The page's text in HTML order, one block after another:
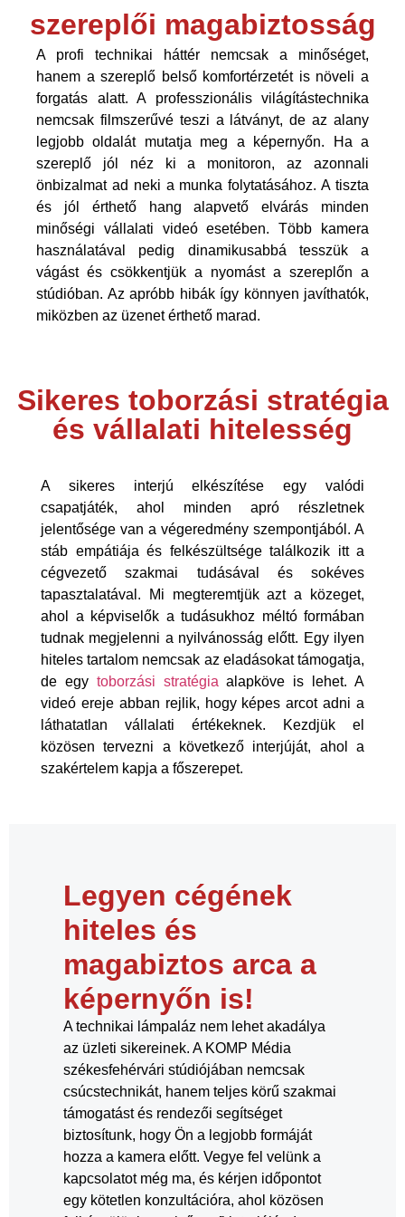
szereplői magabiztosság
A profi technikai háttér nemcsak a minőséget,
hanem a szereplő belső komfortérzetét is növeli a
forgatás alatt. A professzionális világítástechnika
nemcsak filmszerűvé teszi a látványt, de az alany
legjobb oldalát mutatja meg a képernyőn. Ha a
szereplő jól néz ki a monitoron, az azonnali
önbizalmat ad neki a munka folytatásához. A tiszta
és jól érthető hang alapvető elvárás minden
minőségi vállalati videó esetében. Több kamera
használatával pedig dinamikusabbá tesszük a
vágást és csökkentjük a nyomást a szereplőn a
stúdióban. Az apróbb hibák így könnyen javíthatók,
miközben az üzenet érthető marad.
Sikeres toborzási stratégia
és vállalati hitelesség
A sikeres interjú elkészítése egy valódi
csapatjáték, ahol minden apró részletnek
jelentősége van a végeredmény szempontjából. A
stáb empátiája és felkészültsége találkozik itt a
cégvezető szakmai tudásával és sokéves
tapasztalatával. Mi megteremtjük azt a közeget,
ahol a képviselők a tudásukhoz méltó formában
tudnak megjelenni a nyilvánosság előtt. Egy ilyen
hiteles tartalom nemcsak az eladásokat támogatja,
de egy toborzási stratégia alapköve is lehet. A
videó ereje abban rejlik, hogy képes arcot adni a
láthatatlan vállalati értékeknek. Kezdjük el
közösen tervezni a következő interjúját, ahol a
szakértelem kapja a főszerepet.
Legyen cégének
hiteles és
magabiztos arca a
képernyőn is!
A technikai lámpaláz nem lehet akadálya
az üzleti sikereinek. A KOMP Média
székesfehérvári stúdiójában nemcsak
csúcstechnikát, hanem teljes körű szakmai
támogatást és rendezői segítséget
biztosítunk, hogy Ön a legjobb formáját
hozza a kamera előtt. Vegye fel velünk a
kapcsolatot még ma, és kérjen időpontot
egy kötetlen konzultációra, ahol közösen